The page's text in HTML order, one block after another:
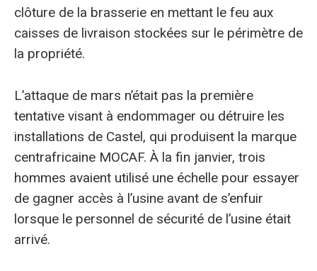
clôture de la brasserie en mettant le feu aux
caisses de livraison stockées sur le périmètre de
la propriété.
L’attaque de mars n’était pas la première
tentative visant à endommager ou détruire les
installations de Castel, qui produisent la marque
centrafricaine MOCAF. À la fin janvier, trois
hommes avaient utilisé une échelle pour essayer
de gagner accès à l’usine avant de s’enfuir
lorsque le personnel de sécurité de l’usine était
arrivé.